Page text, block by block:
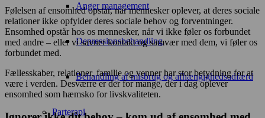
Anger management
Depressionsbehandling
Behandling af misbrug og afhængighedsadfærd
Parterapi
Følelsen af ensomhed opstår, når mennesker oplever, at deres sociale
relationer ikke opfylder deres sociale behov og forventninger.
Ensomhed opstår hos os mennesker, når vi ikke føler os forbundet
med andre – eller vi savner kontakt og samvær med dem, vi føler os
forbundet med.
Fællesskaber, relationer, familie og venner har stor betydning for at
være i verden. Desværre er der for mange, der i dag oplever
ensomhed som hæmsko for livskvaliteten.